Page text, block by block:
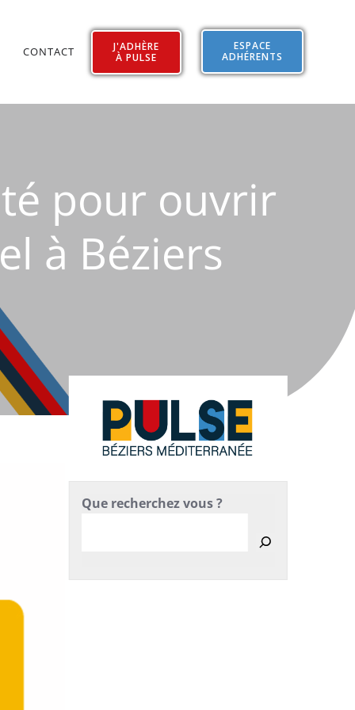
CONTACT
J'ADHÈRE
À PULSE
ESPACE
ADHÉRENTS
pour ouvrir
à Béziers
Que recherchez vous ?